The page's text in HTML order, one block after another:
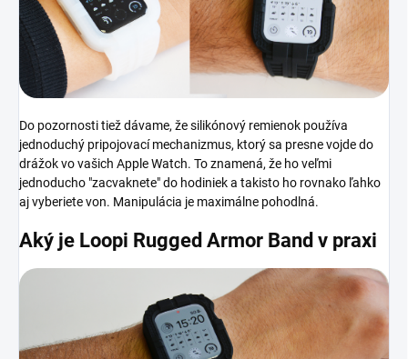
Do pozornosti tiež dávame, že silikónový remienok používa
jednoduchý pripojovací mechanizmus, ktorý sa presne vojde do
drážok vo vašich Apple Watch. To znamená, že ho veľmi
jednoducho "zacvaknete" do hodiniek a takisto ho rovnako ľahko
aj vyberiete von. Manipulácia je maximálne pohodlná.
Aký je Loopi Rugged Armor Band v praxi